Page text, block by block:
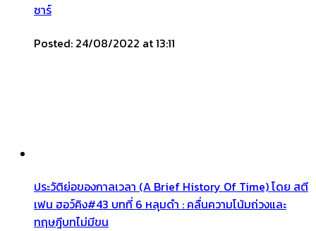
ซาร์
Posted: 24/08/2022 at 13:11
ประวัติย่อของกาลเวลา (A Brief History Of Time) โดย สตี
เฟน ฮอว์คิง#43 บทที่ 6 หลุมดำ : คลื่นความโน้มถ่วงและ
ทฤษฎีบทไม่มีขน